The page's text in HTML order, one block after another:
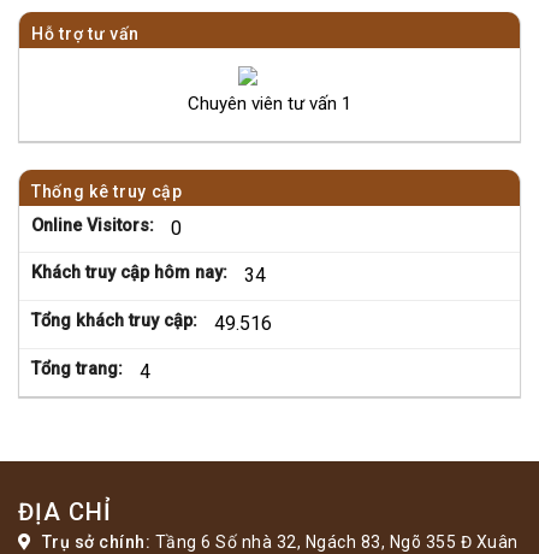
Hỗ trợ tư vấn
Chuyên viên tư vấn 1
Thống kê truy cập
Online Visitors: 0
Khách truy cập hôm nay: 34
Tổng khách truy cập: 49.516
Tổng trang: 4
ĐỊA CHỈ
Trụ sở chính: Tầng 6 Số nhà 32, Ngách 83, Ngõ 355 Đ Xuân